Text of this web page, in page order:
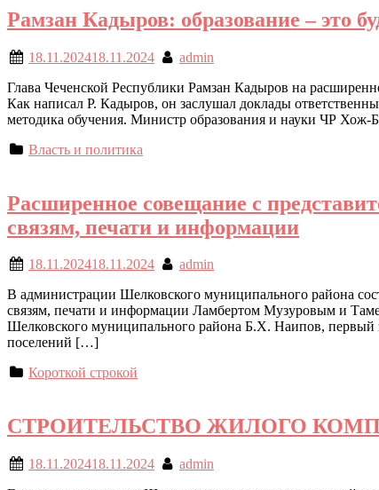
Рамзан Кадыров: образование – это
18.11.202418.11.2024
admin
Глава Чеченской Республики Рамзан Кадыров на
Как написал Р. Кадыров, он заслушал доклады
методика обучения. Министр образования и науки ЧР
Власть и политика
Расширенное совещание с
связям, печати и информации
18.11.202418.11.2024
admin
В администрации Шелковского муниципального района
связям, печати и информации Ламбертом Музуровым и
Шелковского муниципального района Б.Х. Наипов, первый
поселений […]
Короткой строкой
СТРОИТЕЛЬСТВО ЖИЛОГО
18.11.202418.11.2024
admin